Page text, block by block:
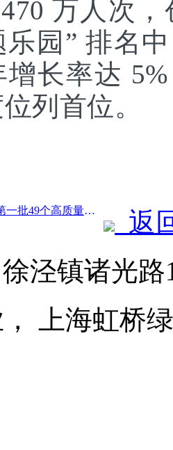
万人次
乐园” 排名
增长率达
列首位。
前一篇：发改委发布第一批49个高质量户外运动目的地名单
返
泾镇诸光
， 上海虹